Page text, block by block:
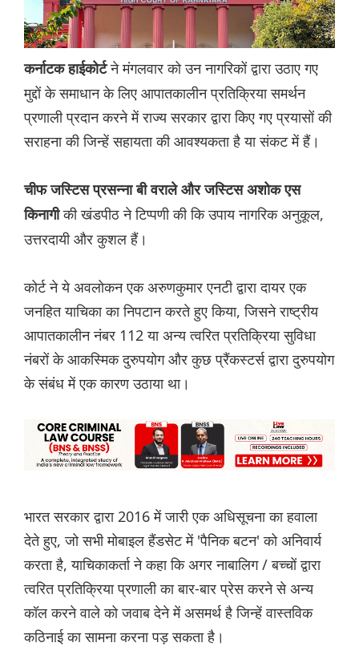
कर्नाटक हाईकोर्टने मंगलवार को उन नागरिकों द्वारा उठाए गए
मुद्दों के समाधान के लिए आपातकालीन प्रतिक्रिया समर्थन
प्रणाली प्रदान करने में राज्य सरकार द्वारा किए गए प्रयासों की
सराहना की जिन्हें सहायता की आवश्यकता है या संकट में हैं।
चीफ जस्टिस प्रसन्ना बी वराले और जस्टिस अशोक एस
किनागीकी खंडपीठ ने टिप्पणी की कि उपाय नागरिक अनुकूल,
उत्तरदायी और कुशल हैं।
कोर्ट ने ये अवलोकन एक अरुणकुमार एनटी द्वारा दायर एक
जनहित याचिका का निपटान करते हुए किया, जिसने राष्ट्रीय
आपातकालीन नंबर 112 या अन्य त्वरित प्रतिक्रिया सुविधा
नंबरों के आकस्मिक दुरुपयोग और कुछ प्रैंकस्टर्स द्वारा दुरुपयोग
के संबंध में एक कारण उठाया था।
भारत सरकार द्वारा 2016 में जारी एक अधिसूचना का हवाला
देते हुए, जो सभी मोबाइल हैंडसेट में 'पैनिक बटन' को अनिवार्य
करता है, याचिकाकर्ता ने कहा कि अगर नाबालिग / बच्चों द्वारा
त्वरित प्रतिक्रिया प्रणाली का बार-बार प्रेस करने से अन्य
कॉल करने वाले को जवाब देने में असमर्थ है जिन्हें वास्तविक
कठिनाई का सामना करना पड़ सकता है।